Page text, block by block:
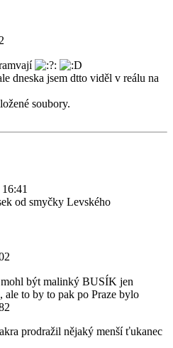
dneska jsem dtto viděl v reálu na
soubory.
od smyčky Levského
být malinký BUSÍK jen
ale to by to pak po Praze bylo
prodražil nějaký menší ťukanec